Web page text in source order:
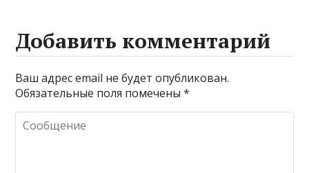
Добавить комментарий
Ваш адрес email не будет опубликован.
Обязательные поля помечены*